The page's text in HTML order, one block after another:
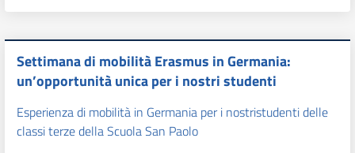
Settimana di mobilità Erasmus in Germania:
un’opportunità unica per i nostri studenti
Esperienza di mobilità in Germania per i nostristudenti delle
classi terze della Scuola San Paolo